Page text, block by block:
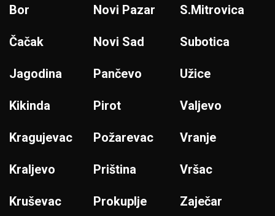
Bor
Čačak
Jagodina
Kikinda
Kragujevac
Kraljevo
Kruševac
Novi Pazar
Novi Sad
Pančevo
Pirot
Požarevac
Priština
Prokuplje
S.Mitrovica
Subotica
Užice
Valjevo
Vranje
Vršac
Zaječar